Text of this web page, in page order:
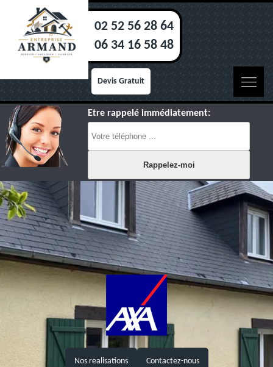
02 52 56 28 64
06 34 16 58 48
Devis Gratuit
Etre rappelé immédiatement:
Nos realisations Contactez-nous